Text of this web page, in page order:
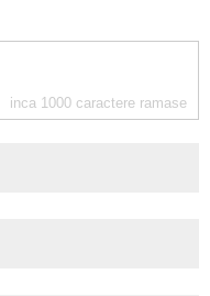
inca 1000 caractere ramase